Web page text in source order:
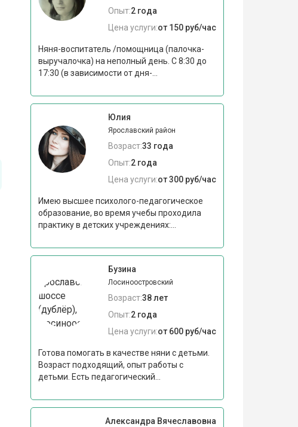
Опыт:2 года
Цена услуги:от 150 руб/час
Няня-воспитатель /помощница (палочка-
выручалочка) на неполный день. С 8:30 до
17:30 (в зависимости от дня-...
Юлия
Ярославский район
Возраст:33 года
Опыт:2 года
Цена услуги:от 300 руб/час
Имею высшее психолого-педагогическое
образование, во время учебы проходила
практику в детских учреждениях:...
Бузина
Лосиноостровский
Возраст:38 лет
Опыт:2 года
Цена услуги:от 600 руб/час
Готова помогать в качестве няни с детьми.
Возраст подходящий, опыт работы с
детьми. Есть педагогический...
Александра Вячеславовна